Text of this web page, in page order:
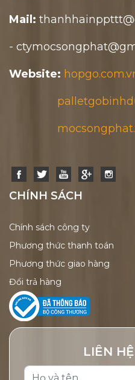
Mail:
-
Website:
CHÍNH SÁCH
Chính sách công ty
Phương thức thanh toán
Phương thức giao hàng
Đổi trả hàng
LIÊN